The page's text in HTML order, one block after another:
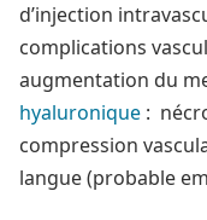
d’injection
complications
augmentation du
hyaluronique :
compression
langue (probable